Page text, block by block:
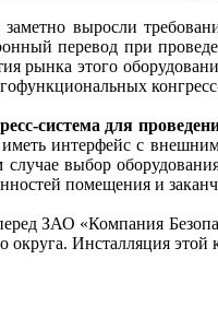
выросли
перевод при
рынка этого
система для
интерфейс с
выбор
помещения и
ЗАО «Компания
округа. Инсталляция